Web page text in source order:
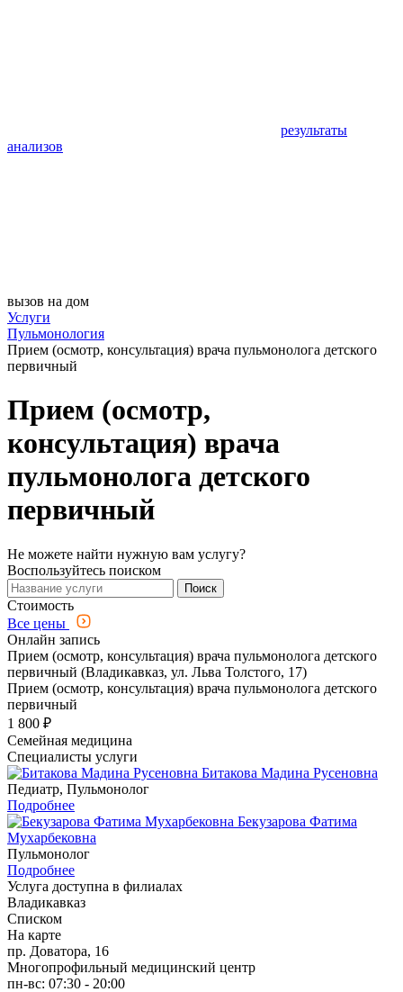
результаты
анализов
вызов на дом
Услуги
Пульмонология
Прием (осмотр, консультация) врача пульмонолога детского
первичный
Прием (осмотр,
консультация) врача
пульмонолога детского
первичный
Не можете найти нужную вам услугу?
Воспользуйтесь поиском
Поиск
Стоимость
Все цены
Онлайн запись
Прием (осмотр, консультация) врача пульмонолога детского
первичный (Владикавказ, ул. Льва Толстого, 17)
Прием (осмотр, консультация) врача пульмонолога детского
первичный
1 800 ₽
Семейная медицина
Специалисты услуги
Битакова Мадина Русеновна
Педиатр, Пульмонолог
Подробнее
Бекузарова Фатима
Мухарбековна
Пульмонолог
Подробнее
Услуга доступна в филиалах
Владикавказ
Списком
На карте
пр. Доватора, 16
Многопрофильный медицинский центр
пн-вс: 07:30 - 20:00